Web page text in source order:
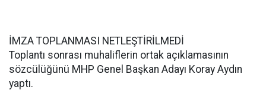
İMZA TOPLANMASI NETLEŞTİRİLMEDİ
Toplantı sonrası muhaliflerin ortak açıklamasının
sözcülüğünü MHP Genel Başkan Adayı Koray Aydın
yaptı.